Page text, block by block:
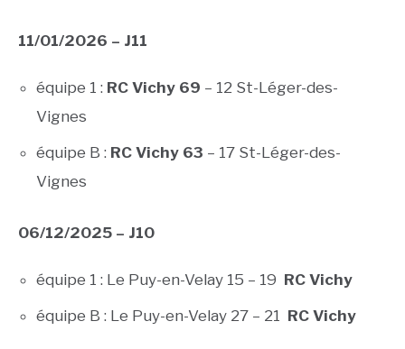
11/01/2026 – J11
équipe 1 : RC Vichy 69 – 12 St-Léger-des-
Vignes
équipe B : RC Vichy 63 – 17 St-Léger-des-
Vignes
06/12/2025 – J10
équipe 1 : Le Puy-en-Velay 15 – 19 RC Vichy
équipe B : Le Puy-en-Velay 27 – 21 RC Vichy